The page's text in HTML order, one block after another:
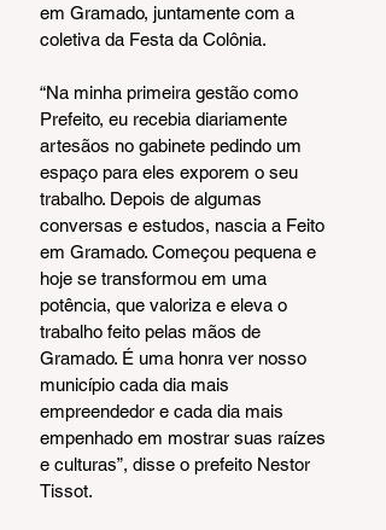
em Gramado, juntamente com a
coletiva da Festa da Colônia.
“Na minha primeira gestão como
Prefeito, eu recebia diariamente
artesãos no gabinete pedindo um
espaço para eles exporem o seu
trabalho. Depois de algumas
conversas e estudos, nascia a Feito
em Gramado. Começou pequena e
hoje se transformou em uma
potência, que valoriza e eleva o
trabalho feito pelas mãos de
Gramado. É uma honra ver nosso
município cada dia mais
empreendedor e cada dia mais
empenhado em mostrar suas raízes
e culturas”, disse o prefeito Nestor
Tissot.